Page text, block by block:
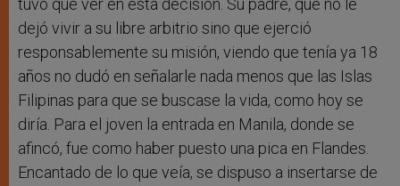
tuvo que ver en esta decisión. Su padre, que no le
dejó vivir a su libre arbitrio sino que ejerció
responsablemente su misión, viendo que tenía ya 18
años no dudó en señalarle nada menos que las Islas
Filipinas para que se buscase la vida, como hoy se
diría. Para el joven la entrada en Manila, donde se
afincó, fue como haber puesto una pica en Flandes.
Encantado de lo que veía, se dispuso a insertarse de